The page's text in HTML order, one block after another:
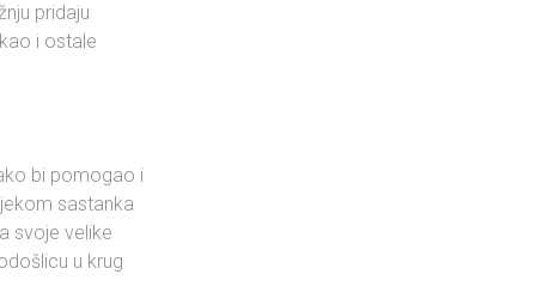
pridaju
i ostale
bi pomogao i
sastanka
svoje velike
u krug